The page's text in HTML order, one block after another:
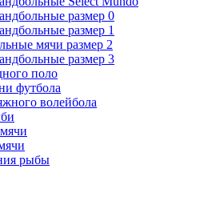
размер 0
размер 1
мячи размер 2
размер 3
поло
футбола
волейбола
рыбы